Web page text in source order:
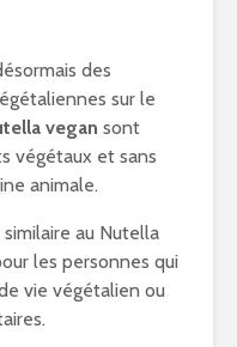
des
sur le
vegan sont
végétaux et sans
animale.
au Nutella
les personnes qui
vie végétalien ou